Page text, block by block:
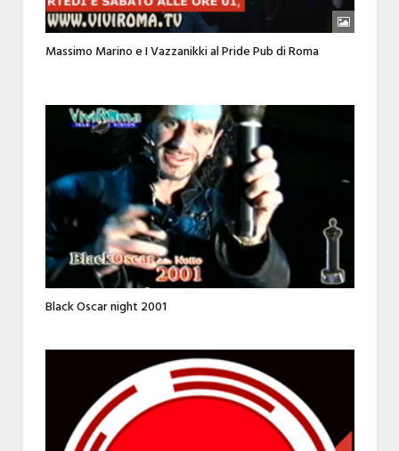
Massimo Marino e I Vazzanikki al Pride Pub di Roma
Black Oscar night 2001